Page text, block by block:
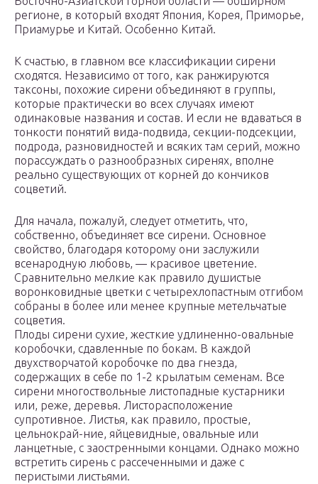
регионе, в который входят Япония, Корея, Приморье,
Приамурье и Китай. Особенно Китай.
К счастью, в главном все классификации сирени
сходятся. Независимо от того, как ранжируются
таксоны, похожие сирени объединяют в группы,
которые практически во всех случаях имеют
одинаковые названия и состав. И если не вдаваться в
тонкости понятий вида-подвида, секции-подсекции,
подрода, разновидностей и всяких там серий, можно
порассуждать о разнообразных сиренях, вполне
реально существующих от корней до кончиков
соцветий.
Для начала, пожалуй, следует отметить, что,
собственно, объединяет все сирени. Основное
свойство, благодаря которому они заслужили
всенародную любовь, — красивое цветение.
Сравнительно мелкие как правило душистые
воронковидные цветки с четырехлопастным отгибом
собраны в более или менее крупные метельчатые
соцветия.
Плоды сирени сухие, жесткие удлиненно-овальные
коробочки, сдавленные по бокам. В каждой
двухстворчатой коробочке по два гнезда,
содержащих в себе по 1-2 крылатым семенам. Все
сирени многоствольные листопадные кустарники
или, реже, деревья. Листорасположение
супротивное. Листья, как правило, простые,
цельнокрай-ние, яйцевидные, овальные или
ланцетные, с заостренными концами. Однако можно
встретить сирень с рассеченными и даже с
перистыми листьями.